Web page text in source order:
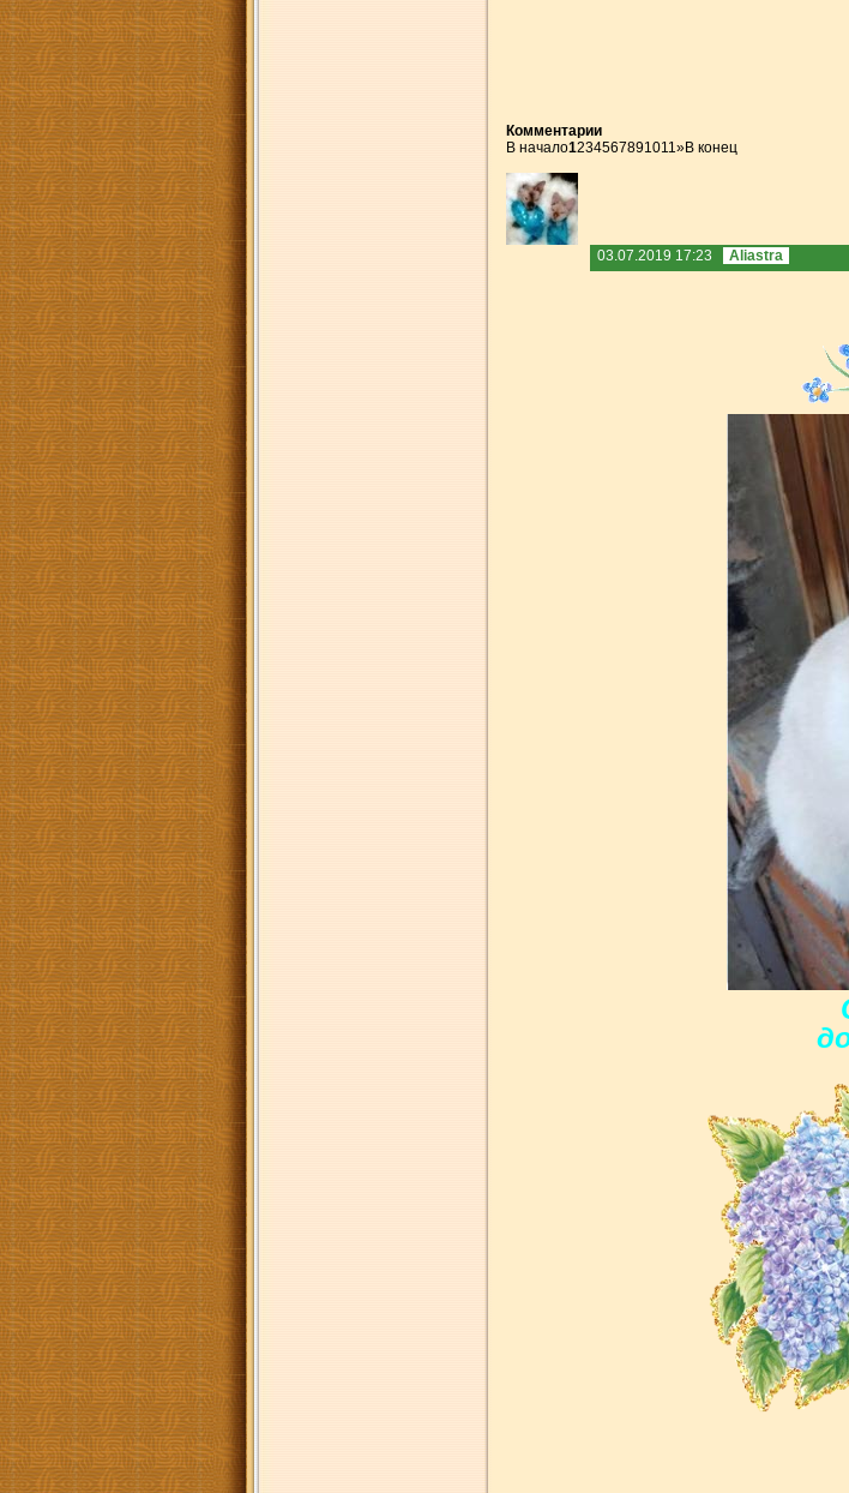
Комментарии
В начало1234567891011»В конец
03.07.2019 17:23 Aliastra